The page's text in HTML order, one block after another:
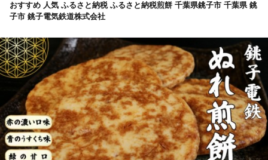
おすすめ 人気 ふるさと納税 ふるさと納税煎餅 千葉県銚子市 千葉県 銚
子市 銚子電気鉄道株式会社